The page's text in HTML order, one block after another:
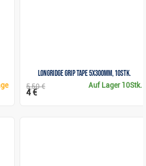
Longridge Grip Tape 5x300mm, 10Stk.
Auf Lager 10Stk.
5,50 €
4 €